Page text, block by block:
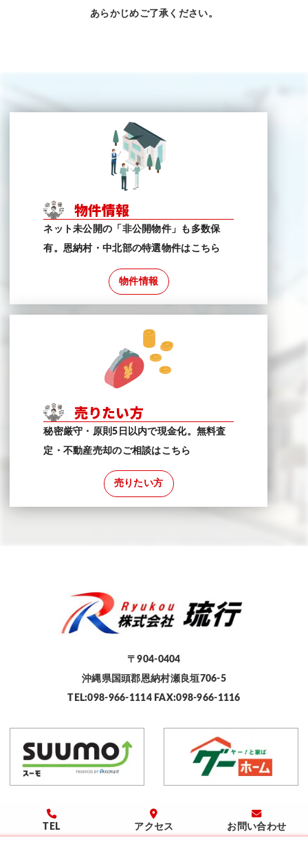
あらかじめご了承ください。
物件情報
ネット未公開の「非公開物件」も多数保
有。恩納村・中北部の特選物件はこちら
物件情報
売りたい方
秘密厳守・原則5日以内で現金化。無料査
定・不動産売却のご相談はこちら
売りたい方
〒904-0404
沖縄県国頭郡恩納村瀬良垣706-5
TEL:098-966-1114 FAX:098-966-1116
TEL アクセス お問い合わせ